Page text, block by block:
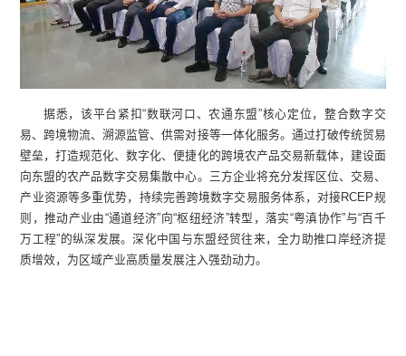
据悉，该平台紧扣“数联河口、农通东盟”核心定位，整合数字交
易、跨境物流、溯源监管、供需对接等一体化服务。通过打破传统贸易
壁垒，打造规范化、数字化、便捷化的跨境农产品交易新载体，建设面
向东盟的农产品数字交易集散中心。三方企业将充分发挥区位、交易、
产业资源等多重优势，持续完善跨境数字交易服务体系，对接RCEP规
则，推动产业由“通道经济”向“枢纽经济”转型，落实“粤滇协作”与“百千
万工程”的纵深发展。深化中国与东盟经贸往来，全力助推口岸经济提
质增效，为区域产业高质量发展注入强劲动力。